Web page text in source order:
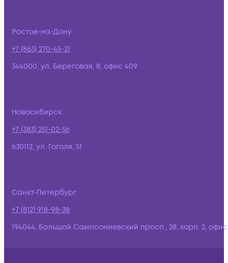
Ростов-на-Дону
+7 (863) 270-45-21
344000, ул. Береговая, 8, офис 409
Новосибирск
+7 (383) 251-02-56
630112, ул. Гоголя, 51
Санкт-Петербург
+7 (812) 918-98-38
194044, Большой Сампсониевский просп., 28, корп. 2,